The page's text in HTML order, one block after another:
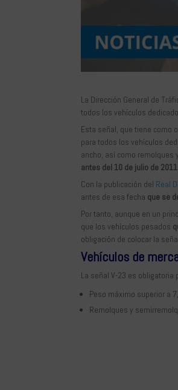
La Dirección General de
todos los vehículos
Esta señal, que tiene como
para todos los vehículos
ancho, así como remolques
antes del 10 de julio de 2011.
Con la publicación del Real
antes de esa fecha que se
Por tanto, aunque en un
que los vehículos pesados
obligación de colocar la
Vehículos de
La señal V-23 es
Peso máximo superior a
Remolques y